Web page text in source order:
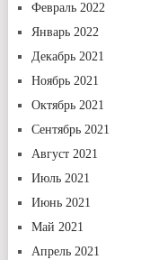
Февраль 2022
Январь 2022
Декабрь 2021
Ноябрь 2021
Октябрь 2021
Сентябрь 2021
Август 2021
Июль 2021
Июнь 2021
Май 2021
Апрель 2021